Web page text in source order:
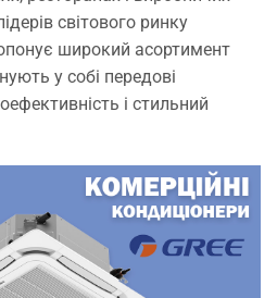
світового ринку
широкий асортимент
у собі передові
і стильний